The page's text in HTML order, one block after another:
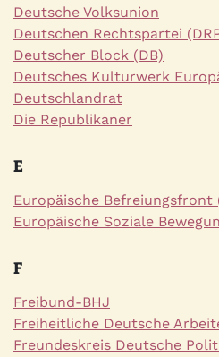
Deutsche Volksunion
Deutschen Rechtspartei
Deutscher Block (DB)
Deutsches Kulturwerk
Deutschlandrat
Die Republikaner
E
Europäische Befreiungsfront
Europäische Soziale
F
Freibund-BHJ
Freiheitliche Deutsche
Freundeskreis Deutsche